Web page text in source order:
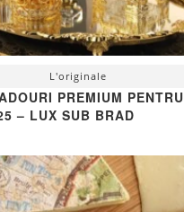
L'originale
PREMIUM PENTRU
– LUX SUB BRAD